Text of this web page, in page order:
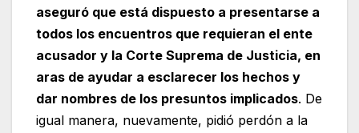
aseguró que está dispuesto a presentarse a
todos los encuentros que requieran el ente
acusador y la Corte Suprema de Justicia, en
aras de ayudar a esclarecer los hechos y
dar nombres de los presuntos implicados. De
igual manera, nuevamente, pidió perdón a la